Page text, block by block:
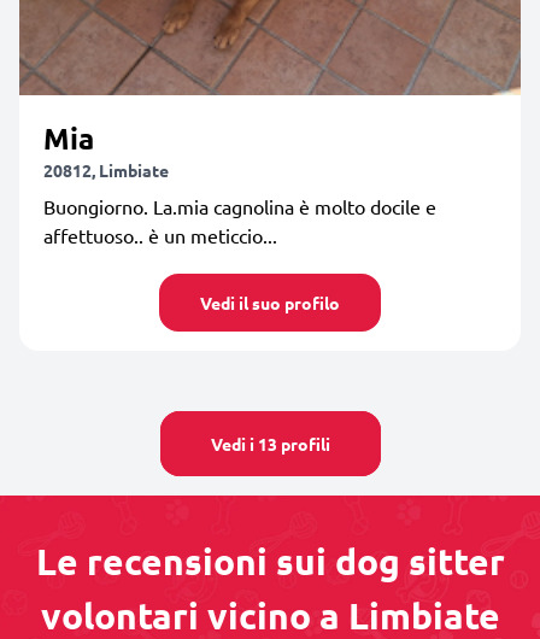
Mia
20812, Limbiate
Buongiorno. La.mia cagnolina è molto docile e
affettuoso.. è un meticcio...
Vedi il suo profilo
Vedi i 13 profili
Le recensioni sui dog sitter
volontari vicino a Limbiate